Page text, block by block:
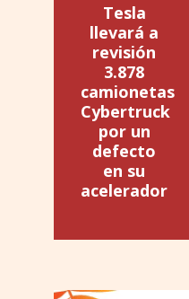
Tesla
llevará a
revisión
3.878
camionetas
Cybertruck
por un
defecto
en su
acelerador